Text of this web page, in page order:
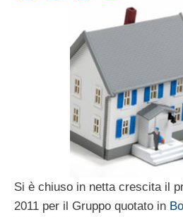
Si è chiuso in netta crescita il
2011 per il Gruppo quotato in